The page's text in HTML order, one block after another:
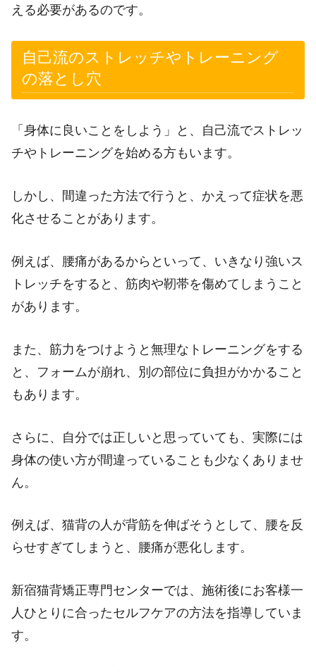
える必要があるのです。
自己流のストレッチやトレーニング
の落とし穴
「身体に良いことをしよう」と、自己流でストレッ
チやトレーニングを始める方もいます。
しかし、間違った方法で行うと、かえって症状を悪
化させることがあります。
例えば、腰痛があるからといって、いきなり強いス
トレッチをすると、筋肉や靭帯を傷めてしまうこと
があります。
また、筋力をつけようと無理なトレーニングをする
と、フォームが崩れ、別の部位に負担がかかること
もあります。
さらに、自分では正しいと思っていても、実際には
身体の使い方が間違っていることも少なくありませ
ん。
例えば、猫背の人が背筋を伸ばそうとして、腰を反
らせすぎてしまうと、腰痛が悪化します。
新宿猫背矯正専門センターでは、施術後にお客様一
人ひとりに合ったセルフケアの方法を指導していま
す。